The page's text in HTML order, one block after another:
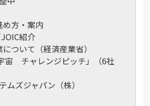
方・案内
紹介
ついて（経済産業省）
宙 チャレンジピッチ」（6社
ムズジャパン（株）